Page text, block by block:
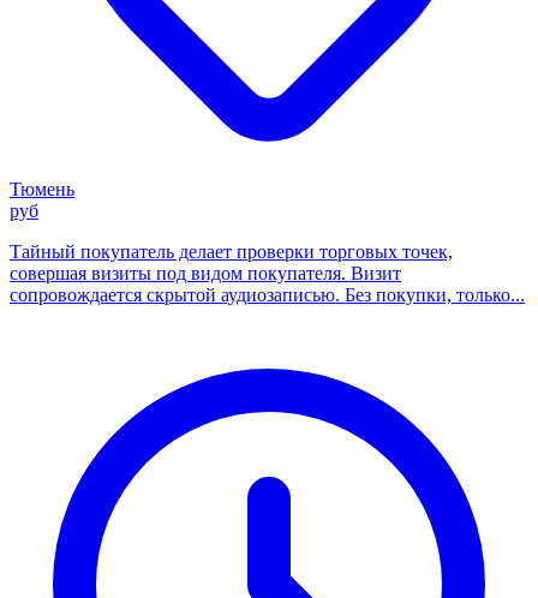
Тюмень
руб
Тайный покупатель делает проверки торговых точек,
совершая визиты под видом покупателя. Визит
сопровождается скрытой аудиозаписью. Без покупки, только...